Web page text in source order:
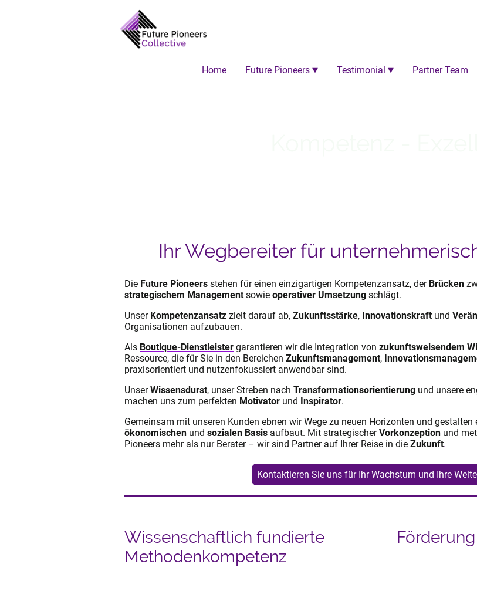
Home Future Pioneers Testimonial Partner Team
Ihr Wegbereiter für
Die Future Pioneers stehen für einen einzigartigen Kompetenzansatz, der Brücken
strategischem Management sowie operativer Umsetzung schlägt.
Unser Kompetenzansatz zielt darauf ab, Zukunftsstärke, Innovationskraft und
Organisationen aufzubauen.
Als Boutique-Dienstleister garantieren wir die Integration von zukunftsweisendem
Ressource, die für Sie in den Bereichen Zukunftsmanagement,
praxisorientiert und nutzenfokussiert anwendbar sind.
UnserWissensdurst, unser Streben nach Transformationsorientierung und unsere
machen uns zum perfekten Motivator und Inspirator.
Gemeinsam mit unseren Kunden ebnen wir Wege zu neuen Horizonten und gestalten
ökonomischen und sozialen Basis aufbaut. Mit strategischerVorkonzeption und
Pioneers mehr als nur Berater – wir sind Partner auf Ihrer Reise in die Zukunft.
Kontaktieren Sie uns für Ihr Wachstum und Ihre
Wissenschaftlich fundierte
Methodenkompetenz